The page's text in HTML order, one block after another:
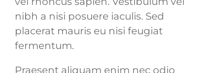
nibh a nisi posuere iaculis. Sed
placerat mauris eu nisi feugiat
fermentum.
Praesent aliquam enim nec odio